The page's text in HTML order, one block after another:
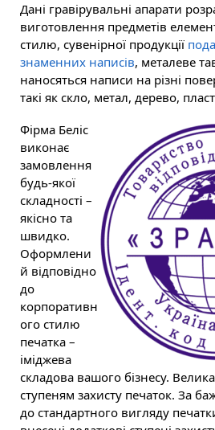
Дані гравірувальні апарати
виготовлення предметів
стилю, сувенірної продукції
знаменних написів, металеве
наносяться написи на різні
такі як скло, метал, дерево,
Фірма Беліс
виконає
замовлення
будь-якої
складності –
якісно та
швидко.
Оформлени
й відповідно
до
корпоративн
ого стилю
печатка –
іміджева
складова вашого бізнесу.
ступеням захисту печаток. За
до стандартного вигляду